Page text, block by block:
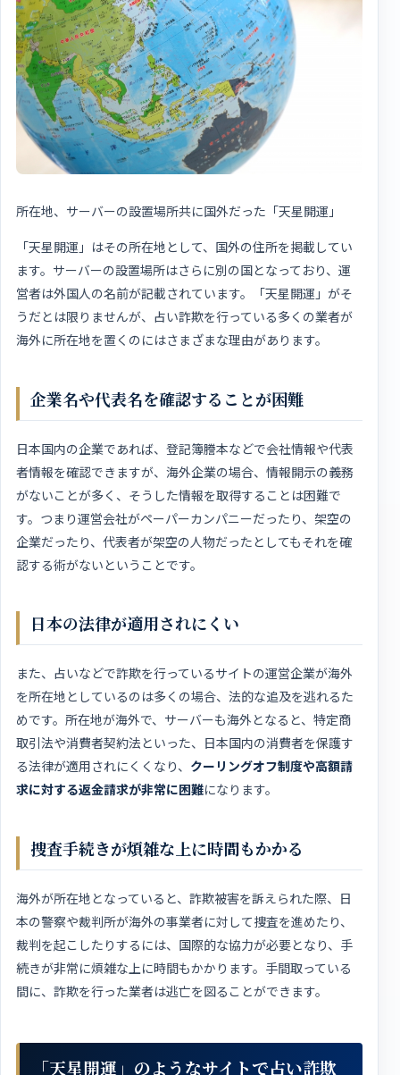
所在地、サーバーの設置場所共に国外だった「天星開運」
「天星開運」はその所在地として、国外の住所を掲載してい
ます。サーバーの設置場所はさらに別の国となっており、運
営者は外国人の名前が記載されています。「天星開運」がそ
うだとは限りませんが、占い詐欺を行っている多くの業者が
海外に所在地を置くのにはさまざまな理由があります。
企業名や代表名を確認することが困難
日本国内の企業であれば、登記簿謄本などで会社情報や代表
者情報を確認できますが、海外企業の場合、情報開示の義務
がないことが多く、そうした情報を取得することは困難で
す。つまり運営会社がペーパーカンパニーだったり、架空の
企業だったり、代表者が架空の人物だったとしてもそれを確
認する術がないということです。
日本の法律が適用されにくい
また、占いなどで詐欺を行っているサイトの運営企業が海外
を所在地としているのは多くの場合、法的な追及を逃れるた
めです。所在地が海外で、サーバーも海外となると、特定商
取引法や消費者契約法といった、日本国内の消費者を保護す
る法律が適用されにくくなり、 クーリングオフ制度や高額請
求に対する返金請求が非常に困難になります。
捜査手続きが煩雑な上に時間もかかる
海外が所在地となっていると、詐欺被害を訴えられた際、日
本の警察や裁判所が海外の事業者に対して捜査を進めたり、
裁判を起こしたりするには、国際的な協力が必要となり、手
続きが非常に煩雑な上に時間もかかります。手間取っている
間に、詐欺を行った業者は逃亡を図ることができます。
「天星開運」のようなサイトで占い詐欺